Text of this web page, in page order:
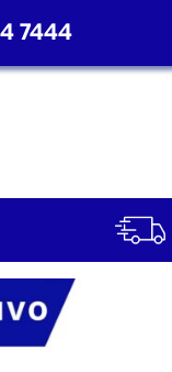
7444